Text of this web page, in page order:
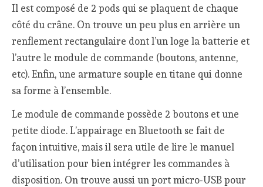
Il est composé de 2 pods qui se plaquent de chaque
côté du crâne. On trouve un peu plus en arrière un
renflement rectangulaire dont l’un loge la batterie et
l’autre le module de commande (boutons, antenne,
etc). Enfin, une armature souple en titane qui donne
sa forme à l’ensemble.
Le module de commande possède 2 boutons et une
petite diode. L’appairage en Bluetooth se fait de
façon intuitive, mais il sera utile de lire le manuel
d’utilisation pour bien intégrer les commandes à
disposition. On trouve aussi un port micro-USB pour